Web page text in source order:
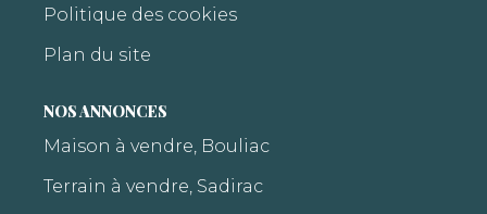
Politique des cookies
Plan du site
NOS ANNONCES
Maison à vendre, Bouliac
Terrain à vendre, Sadirac